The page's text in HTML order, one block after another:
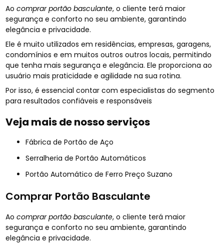
Aocomprar portão basculante, o cliente terá maior
segurança e conforto no seu ambiente, garantindo
elegância e privacidade.
Ele é muito utilizados em residências, empresas, garagens,
condomínios e em muitos outros outros locais, permitindo
que tenha mais segurança e elegância. Ele proporciona ao
usuário mais praticidade e agilidade na sua rotina.
Por isso, é essencial contar com especialistas do segmento
para resultados confiáveis e responsáveis
Veja mais de nosso serviços
Fábrica de Portão de Aço
Serralheria de Portão Automáticos
Portão Automático de Ferro Preço Suzano
Comprar Portão Basculante
Aocomprar portão basculante, o cliente terá maior
segurança e conforto no seu ambiente, garantindo
elegância e privacidade.